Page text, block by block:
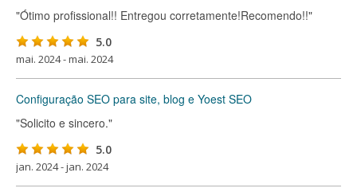
"Ótimo profissional!! Entregou corretamente!Recomendo!!"
5.0
mai. 2024 - mai. 2024
Configuração SEO para site, blog e Yoest SEO
"Solicito e sincero."
5.0
jan. 2024 - jan. 2024